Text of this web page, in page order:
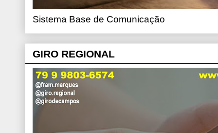
Sistema Base de Comunicação
GIRO REGIONAL